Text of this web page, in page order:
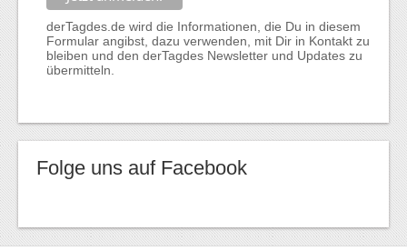
derTagdes.de wird die Informationen, die Du in diesem
Formular angibst, dazu verwenden, mit Dir in Kontakt zu
bleiben und den derTagdes Newsletter und Updates zu
übermitteln.
Folge uns auf Facebook